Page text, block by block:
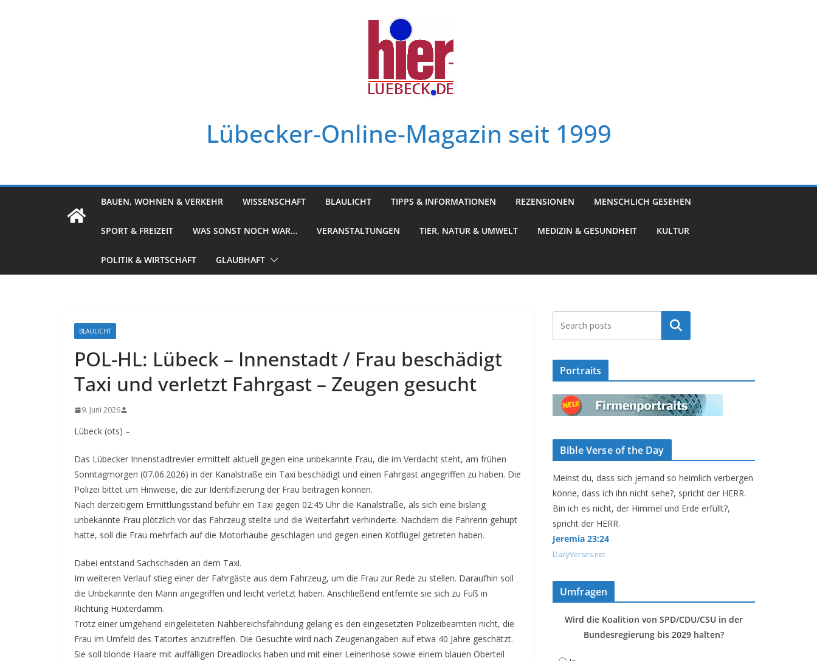
Lübecker-Online-Magazin seit 1999
BAUEN, WOHNEN & VERKEHR WISSENSCHAFT BLAULICHT TIPPS & INFORMATIONEN REZENSIONEN MENSCHLICH GESEHEN
SPORT & FREIZEIT WAS SONST NOCH WAR… VERANSTALTUNGEN TIER, NATUR & UMWELT MEDIZIN & GESUNDHEIT KULTUR
POLITIK & WIRTSCHAFT GLAUBHAFT
BLAULICHT
POL-HL: Lübeck – Innenstadt / Frau beschädigt
Taxi und verletzt Fahrgast – Zeugen gesucht
9. Juni 2026
Lübeck (ots) –
Das Lübecker Innenstadtrevier ermittelt aktuell gegen eine unbekannte Frau, die im Verdacht steht, am frühen
Sonntagmorgen (07.06.2026) in der Kanalstraße ein Taxi beschädigt und einen Fahrgast angegriffen zu haben. Die
Polizei bittet um Hinweise, die zur Identifizierung der Frau beitragen können.
Nach derzeitigem Ermittlungsstand befuhr ein Taxi gegen 02:45 Uhr die Kanalstraße, als sich eine bislang
unbekannte Frau plötzlich vor das Fahrzeug stellte und die Weiterfahrt verhinderte. Nachdem die Fahrerin gehupt
hatte, soll die Frau mehrfach auf die Motorhaube geschlagen und gegen einen Kotflügel getreten haben.
Dabei entstand Sachschaden an dem Taxi.
Im weiteren Verlauf stieg einer der Fahrgäste aus dem Fahrzeug, um die Frau zur Rede zu stellen. Daraufhin soll
die Unbekannte den Mann angegriffen und leicht verletzt haben. Anschließend entfernte sie sich zu Fuß in
Richtung Hüxterdamm.
Trotz einer umgehend eingeleiteten Nahbereichsfahndung gelang es den eingesetzten Polizeibeamten nicht, die
Frau im Umfeld des Tatortes anzutreffen. Die Gesuchte wird nach Zeugenangaben auf etwa 40 Jahre geschätzt.
Sie soll blonde Haare mit auffälligen Dreadlocks haben und mit einer Leinenhose sowie einem blauen Oberteil
Suchen
Portraits
Bible Verse of the Day
Meinst du, dass sich jemand so heimlich verbergen
könne, dass ich ihn nicht sehe?, spricht der HERR.
Bin ich es nicht, der Himmel und Erde erfüllt?,
spricht der HERR.
Jeremia 23:24
DailyVerses.net
Umfragen
Wird die Koalition von SPD/CDU/CSU in der
Bundesregierung bis 2029 halten?